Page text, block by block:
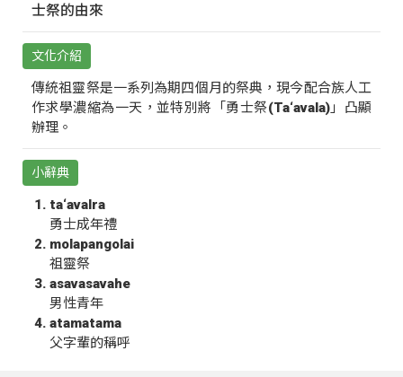
士祭的由來
文化介紹
傳統祖靈祭是一系列為期四個月的祭典，現今配合族人工
作求學濃縮為一天，並特別將「勇士祭(Ta‘avala)」凸顯
辦理。
小辭典
ta‘avalra
勇士成年禮
molapangolai
祖靈祭
asavasavahe
男性青年
atamatama
父字輩的稱呼